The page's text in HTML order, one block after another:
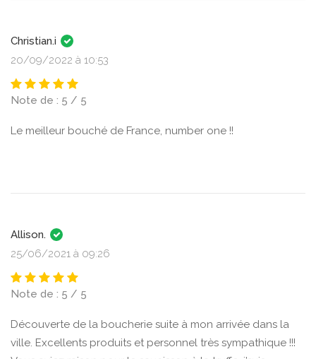
Christian.i
20/09/2022 à 10:53
Note de : 5 / 5
Le meilleur bouché de France, number one !!
Allison.
25/06/2021 à 09:26
Note de : 5 / 5
Découverte de la boucherie suite à mon arrivée dans la
ville. Excellents produits et personnel très sympathique !!!